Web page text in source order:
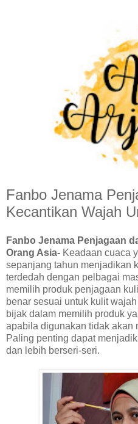
Fanbo Jenama
Kecantikan Wajah
Fanbo Jenama Penjagaan
Orang Asia- Keadaan cuaca
sepanjang tahun menjadikan
terdedah dengan pelbagai
memilih produk penjagaan
benar sesuai untuk kulit
bijak dalam memilih produk
apabila digunakan tidak akan
Paling penting dapat
dan lebih berseri-seri.